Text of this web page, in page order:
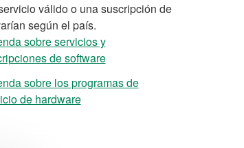
válido o una suscripción de
según el país.
sobre servicios y
de software
sobre los programas de
de hardware